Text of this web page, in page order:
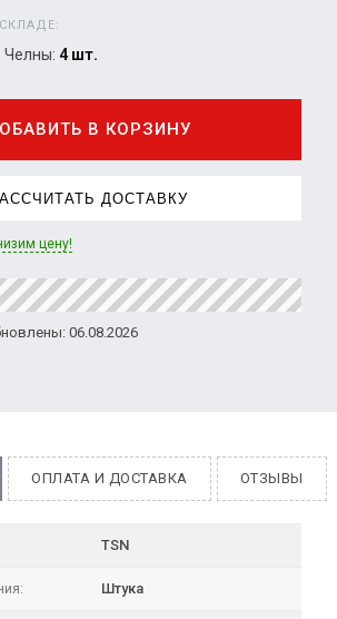
Челны: 4 шт.
В КОРЗИНУ
ДОСТАВКУ
цену!
06.08.2026
ОПЛАТА И ДОСТАВКА ОТЗЫВЫ
TSN
Штука